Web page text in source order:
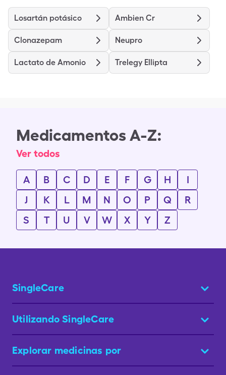
Losartán potásico Ambien Cr
Clonazepam Neupro
Lactato de Amonio Trelegy Ellipta
Medicamentos A-Z:
Ver todos
A B C D E F G H
I
J
K L M N O P Q
R
S
T U V W X Y Z
SingleCare
Utilizando SingleCare
Explorar medicinas por